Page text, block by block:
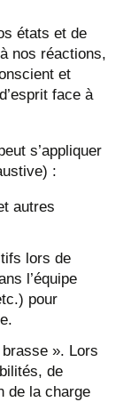
états et de
nos réactions,
et
face à
s’appliquer
:
autres
lors de
l’équipe
pour
». Lors
de
de la charge